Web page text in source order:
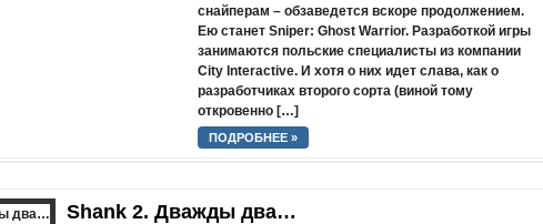
снайперам – обзаведется вскоре продолжением.
Ею станет Sniper: Ghost Warrior. Разработкой игры
занимаются польские специалисты из компании
City Interactive. И хотя о них идет слава, как о
разработчиках второго сорта (виной тому
откровенно […]
ПОДРОБНЕЕ »
Shank 2. Дважды два…